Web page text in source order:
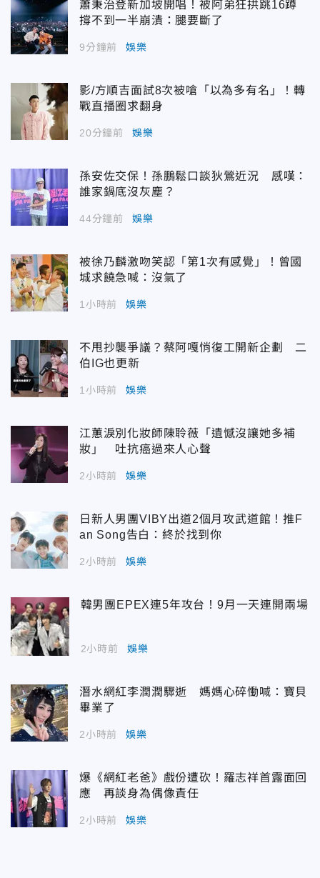
蕭秉治登新加坡開唱！被阿弟狂拱跳16蹲
撐不到一半崩潰：腿要斷了
9分鐘前 娛樂
影/方順吉面試8次被嗆「以為多有名」！轉
戰直播圈求翻身
20分鐘前 娛樂
孫安佐交保！孫鵬鬆口談狄鶯近況 感嘆：
誰家鍋底沒灰塵？
44分鐘前 娛樂
被徐乃麟激吻笑認「第1次有感覺」！曾國
城求饒急喊：沒氣了
1小時前 娛樂
不甩抄襲爭議？蔡阿嘎悄復工開新企劃 二
伯IG也更新
1小時前 娛樂
江蕙淚別化妝師陳聆薇「遺憾沒讓她多補
妝」 吐抗癌過來人心聲
2小時前 娛樂
日新人男團VIBY出道2個月攻武道館！推F
an Song告白：終於找到你
2小時前 娛樂
韓男團EPEX連5年攻台！9月一天連開兩場
2小時前 娛樂
潛水網紅李潤潤驟逝 媽媽心碎慟喊：寶貝
畢業了
2小時前 娛樂
爆《網紅老爸》戲份遭砍！羅志祥首露面回
應 再談身為偶像責任
2小時前 娛樂